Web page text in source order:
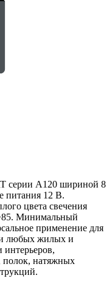
серии A120 шириной 8
питания 12 В.
цвета свечения
Минимальный
применение для
любых жилых и
полок, натяжных